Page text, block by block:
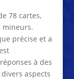
78 cartes,
mineurs.
précise et a
à des
aspects